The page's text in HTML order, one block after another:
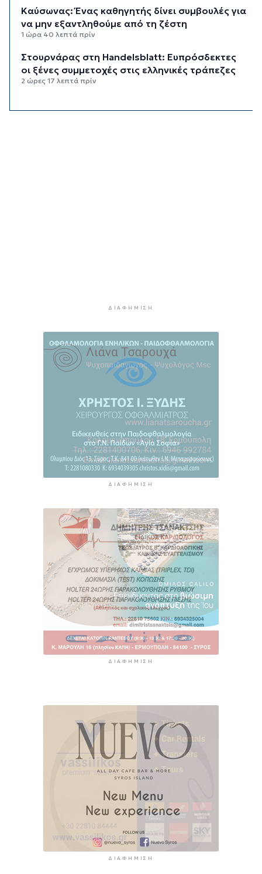
Kαύσωνας: Ένας καθηγητής δίνει συμβουλές για
να μην εξαντληθούμε από τη ζέστη
1 ώρα 40 λεπτά πρίν
Στουρνάρας στη Handelsblatt: Ευπρόσδεκτες
οι ξένες συμμετοχές στις ελληνικές τράπεζες
2 ώρες 17 λεπτά πρίν
Φωτιά στη Νάξο στην περιοχή Μικρή Βίγλα –
Κινητοποιήθηκαν 10 πυροσβέστες
3 ώρες 47 λεπτά πρίν
ΔΙΑΦΉΜΙΣΗ
ΔΙΑΦΉΜΙΣΗ
ΔΙΑΦΉΜΙΣΗ
ΔΙΑΦΉΜΙΣΗ